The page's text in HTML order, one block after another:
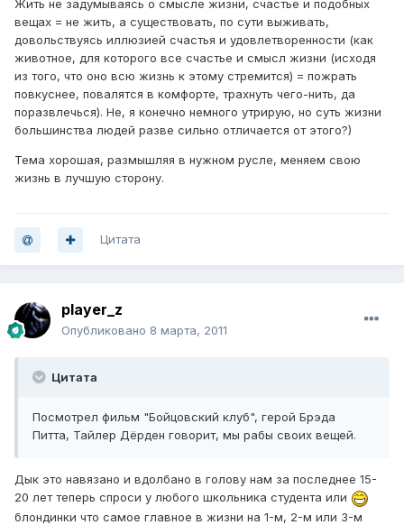
Жить не задумываясь о смысле жизни, счастье и подобных
вещах = не жить, а существовать, по сути выживать,
довольствуясь иллюзией счастья и удовлетворенности (как
животное, для которого все счастье и смысл жизни (исходя
из того, что оно всю жизнь к этому стремится) = пожрать
повкуснее, повалятся в комфорте, трахнуть чего-нить, да
поразвлечься). Не, я конечно немного утрирую, но суть жизни
большинства людей разве сильно отличается от этого?)
Тема хорошая, размышляя в нужном русле, меняем свою
жизнь в лучшую сторону.
Цитата
player_z
Опубликовано 8 марта, 2011
Цитата
Посмотрел фильм "Бойцовский клуб", герой Брэда
Питта, Тайлер Дёрден говорит, мы рабы своих вещей.
Дык это навязано и вдолбано в голову нам за последнее 15-
20 лет теперь спроси у любого школьника студента или
блондинки что самое главное в жизни на 1-м, 2-м или 3-м